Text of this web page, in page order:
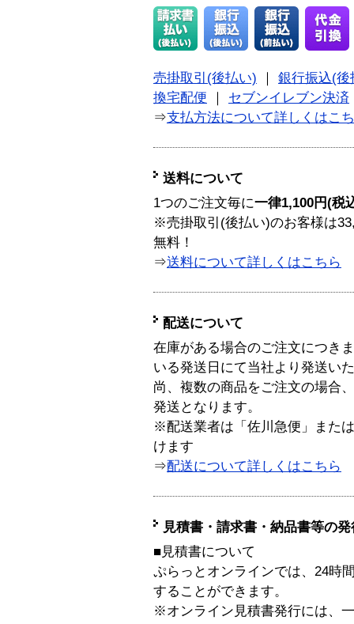
売掛取引(後払い)
銀行振込(後
換宅配便
セブンイレブン決済
⇒支払方法について詳しくはこ
送料について
1つのご注文毎に一律1,100円(税
※売掛取引(後払い)のお客様は
無料！
⇒送料について詳しくはこちら
配送について
在庫がある場合のご注文につき
いる発送日にて当社より発送い
尚、複数の商品をご注文の場合
発送となります。
※配送業者は「佐川急便」また
けます
⇒配送について詳しくはこちら
見積書・請求書・納品書等の
■見積書について
ぷらっとオンラインでは、24時
することができます。
※オンライン見積書発行には、